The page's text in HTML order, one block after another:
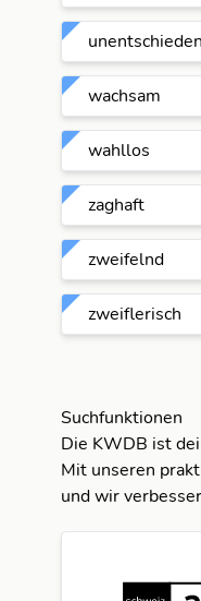
wachsam
wahllos
zaghaft
zweifelnd
zweiflerisch
Suchfunktionen
Die KWDB ist
Mit unseren
und wir